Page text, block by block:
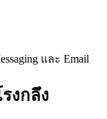
และ Email
งกลึง